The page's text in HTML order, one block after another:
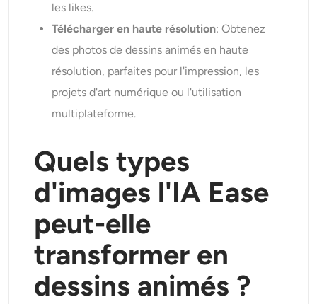
les likes.
Télécharger en haute résolution: Obtenez
des photos de dessins animés en haute
résolution, parfaites pour l'impression, les
projets d'art numérique ou l'utilisation
multiplateforme.
Quels types
d'images l'IA Ease
peut-elle
transformer en
dessins animés ?